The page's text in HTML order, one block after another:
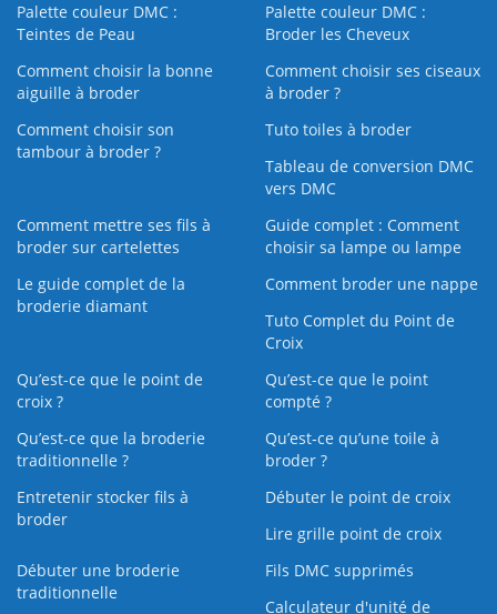
Palette couleur DMC :
Teintes de Peau
Palette couleur DMC :
Broder les Cheveux
Comment choisir la bonne
aiguille à broder
Comment choisir ses ciseaux
à broder ?
Comment choisir son
tambour à broder ?
Tuto toiles à broder
Tableau de conversion DMC
vers DMC
Comment mettre ses fils à
broder sur cartelettes
Guide complet : Comment
choisir sa lampe ou lampe
Le guide complet de la
broderie diamant
Comment broder une nappe
Tuto Complet du Point de
Croix
Qu’est-ce que le point de
croix ?
Qu’est-ce que le point
compté ?
Qu’est-ce que la broderie
traditionnelle ?
Qu’est‑ce qu’une toile à
broder ?
Entretenir stocker fils à
broder
Débuter le point de croix
Lire grille point de croix
Débuter une broderie
traditionnelle
Fils DMC supprimés
Calculateur d'unité de